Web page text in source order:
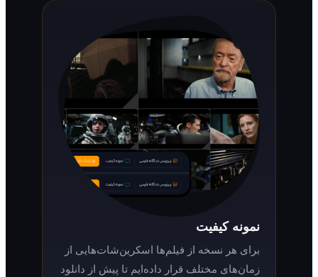
نمونه کیفیت
برای هر نسخه از فیلم‌ها اسکرین‌شات‌هایی از
زمان‌های مختلف قرار داده‌ایم تا پیش از دانلود